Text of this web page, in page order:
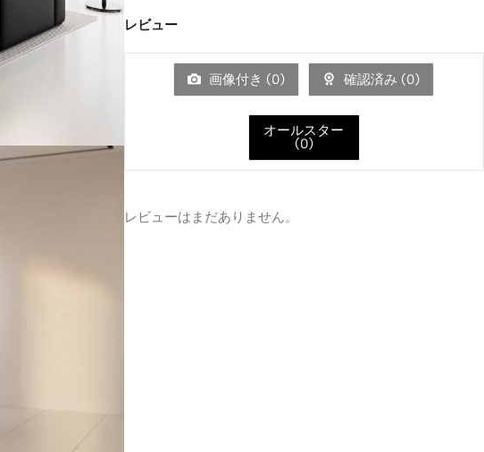
レビュー
画像付き (0) 確認済み (0)
オールスター
(0)
レビューはまだありません。